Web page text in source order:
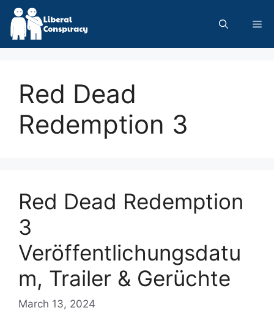
Skip
content
Red Dead
Redemption 3
Red Dead Redemption
3
Veröffentlichungsdatu
m, Trailer & Gerüchte
March 13, 2024